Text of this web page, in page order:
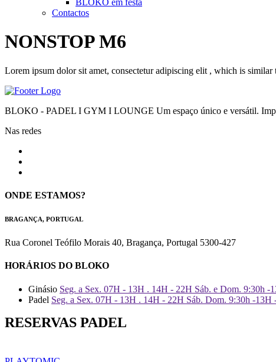
BLOKO em festa
Contactos
NONSTOP M6
Lorem ipsum dolor sit amet, consectetur adipiscing elit , which is
BLOKO - PADEL I GYM I LOUNGE Um espaço único e versátil.
Nas redes
ONDE ESTAMOS?
BRAGANÇA, PORTUGAL
Rua Coronel Teófilo Morais 40, Bragança, Portugal 5300-427
HORÁRIOS DO BLOKO
Ginásio Seg. a Sex. 07H - 13H . 14H - 22H Sáb. e Dom. 9:30h -
Padel Seg. a Sex. 07H - 13H . 14H - 22H Sáb. Dom. 9:30h -13H
RESERVAS PADEL